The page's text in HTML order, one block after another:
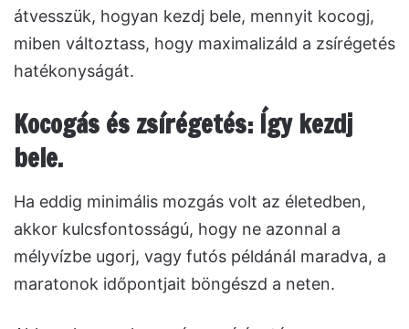
átvesszük, hogyan kezdj bele, mennyit kocogj,
miben változtass, hogy maximalizáld a zsírégetés
hatékonyságát.
Kocogás és zsírégetés: Így kezdj
bele.
Ha eddig minimális mozgás volt az életedben,
akkor kulcsfontosságú, hogy ne azonnal a
mélyvízbe ugorj, vagy futós példánál maradva, a
maratonok időpontjait böngészd a neten.